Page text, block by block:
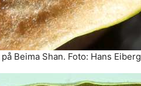
på Beima Shan. Foto: Hans Eiberg